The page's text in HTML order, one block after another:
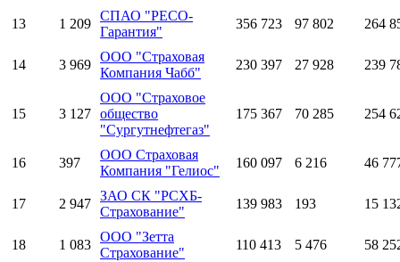
13 1 209
СПАО "РЕСО-
Гарантия"
356 723 97 802 264
14 3 969
ООО "Страховая
Компания Чабб"
230 397 27 928 239
15 3 127
ООО "Страховое
общество
"Сургутнефтегаз"
175 367 70 285 254
16 397
ООО Страховая
Компания "Гелиос"
160 097 6 216 46
17 2 947
ЗАО СК "РСХБ-
Страхование"
139 983 193 15
18 1 083
ООО "Зетта
Страхование"
110 413 5 476 58